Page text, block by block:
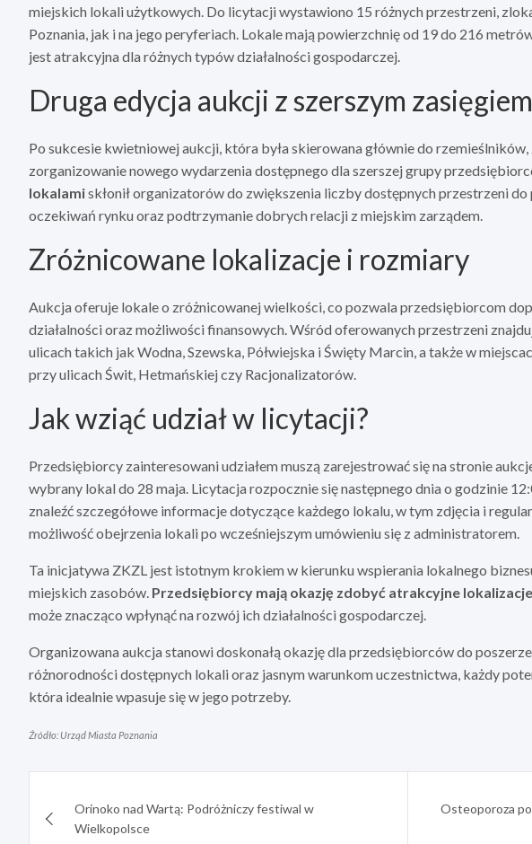
miejskich lokali użytkowych. Do licytacji wystawiono 15 różnych przestrzeni,
Poznania, jak i na jego peryferiach. Lokale mają powierzchnię od 19 do 216
jest atrakcyjna dla różnych typów działalności gospodarczej.
Druga edycja aukcji z szerszym zasięgiem
Po sukcesie kwietniowej aukcji, która była skierowana głównie do rzemieślników,
zorganizowanie nowego wydarzenia dostępnego dla szerszej grupy
lokalamiskłonił organizatorów do zwiększenia liczby dostępnych przestrzeni do
oczekiwań rynku oraz podtrzymanie dobrych relacji z miejskim zarządem.
Zróżnicowane lokalizacje i rozmiary
Aukcja oferuje lokale o zróżnicowanej wielkości, co pozwala przedsiębiorcom
działalności oraz możliwości finansowych. Wśród oferowanych przestrzeni
ulicach takich jak Wodna, Szewska, Półwiejska i Święty Marcin, a także w
przy ulicach Świt, Hetmańskiej czy Racjonalizatorów.
Jak wziąć udział w licytacji?
Przedsiębiorcy zainteresowani udziałem muszą zarejestrować się na stronie
wybrany lokal do 28 maja. Licytacja rozpocznie się następnego dnia o godzinie
znaleźć szczegółowe informacje dotyczące każdego lokalu, w tym zdjęcia i
możliwość obejrzenia lokali po wcześniejszym umówieniu się z administratorem.
Ta inicjatywa ZKZL jest istotnym krokiem w kierunku wspierania lokalnego
miejskich zasobów. Przedsiębiorcy mają okazję zdobyć atrakcyjne lokalizacje
może znacząco wpłynąć na rozwój ich działalności gospodarczej.
Organizowana aukcja stanowi doskonałą okazję dla przedsiębiorców do
różnorodności dostępnych lokali oraz jasnym warunkom uczestnictwa, każdy
która idealnie wpasuje się w jego potrzeby.
Źródło: Urząd Miasta Poznania
wpisuOrinoko nad Wartą: Podróżniczy festiwal w
Wielkopolsce
Osteoporoza